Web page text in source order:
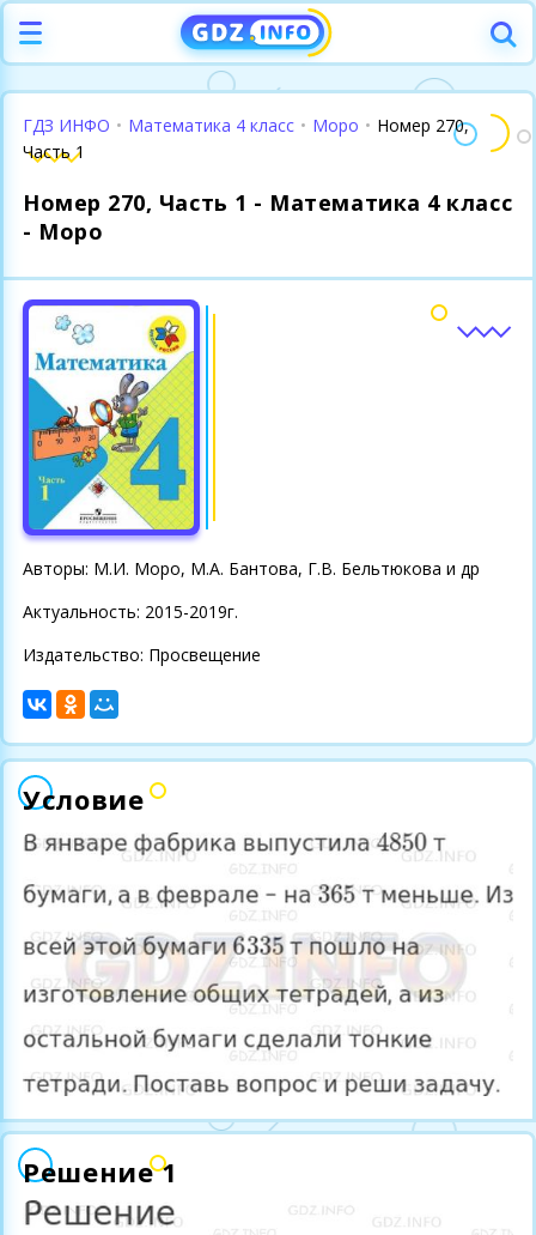
ГДЗ ИНФО • Математика 4 класс • Моро • Номер 270,
Часть 1
Номер 270, Часть 1 - Математика 4 класс
- Моро
Авторы: М.И. Моро, М.А. Бантова, Г.В. Бельтюкова и др
Актуальность: 2015-2019г.
Издательство: Просвещение
Условие
Решение 1